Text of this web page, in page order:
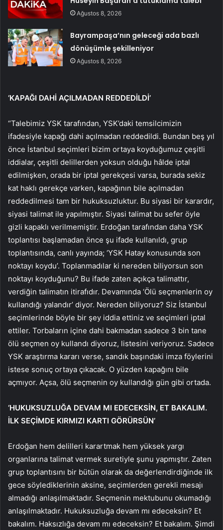
Ağustos 8, 2026
Bayrampaşa’nın geleceği ada bazlı
dönüşümle şekilleniyor
Ağustos 8, 2026
‘KAPAĞI DAHİ AÇILMADAN REDDEDİLDİ’
“Talebimiz YSK tarafından, YSK’daki temsilcimizin
ifadesiyle kapağı dahi açılmadan reddedildi. Bundan beş yıl
önce İstanbul seçimleri bizim ortaya koyduğumuz çeşitli
iddialar, çeşitli delillerden yoksun olduğu hâlde iptal
edilmişken, orada bir iptal gerekçesi varsa, burada sekiz
kat haklı gerekçe varken, kapağının bile açılmadan
reddedilmesi tam bir hukuksuzluktur. Bu siyasi bir karardır,
siyasi talimat ile yapılmıştır. Siyasi talimat bu sefer öyle
gizli kapaklı verilmemiştir. Erdoğan tarafından daha YSK
toplantısı başlamadan önce şu ifade kullanıldı, grup
toplantısında, canlı yayında; ‘YSK Hatay konusunda son
noktayı koydu’. Toplanmadılar ki nereden biliyorsun son
noktayı koyduğunu? Bu ifade zaten açıkça talimattır,
verdiğin talimatın itirafıdır. Devamında ‘Ölü seçmenlerin oy
kullandığı yalandır’ diyor. Nereden biliyoruz? Siz İstanbul
seçimlerinde böyle bir şey iddia ettiniz ve seçimleri iptal
ettiler. Torbaların içine dahi bakmadan sadece 3 bin tane
ölü seçmen oy kullandı diyoruz, listesini veriyoruz. Sadece
YSK araştırma kararı verse, sandık başındaki imza föylerini
istese sonuç ortaya çıkacak. O yüzden kapağını bile
açmıyor. Açsa, ölü seçmenin oy kullandığı gün gibi ortada.
‘HUKUKSUZLUĞA DEVAM MI EDECEKSİN, ET BAKALIM.
İLK SEÇİMDE KIRMIZI KARTI GÖRÜRSÜN’
Erdoğan hem delilleri karartmak hem yüksek yargı
organlarına talimat vermek suretiyle şunu yapmıştır. Zaten
grup toplantısını bir bütün olarak da değerlendirdiğinde ilk
gece söylediklerinin aksine, seçimlerden gerekli mesajı
almadığı anlaşılmaktadır. Seçmenin mektubunu okumadığı
anlaşılmaktadır. Hukuksuzluğa devam mı edeceksin? Et
bakalım. Haksızlığa devam mı edeceksin? Et bakalım. Şimdi